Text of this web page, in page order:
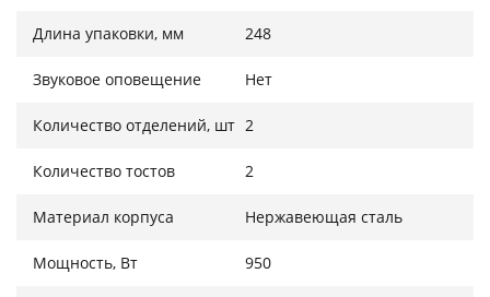
Длина упаковки, мм 248
Звуковое оповещение Нет
Количество отделений, шт 2
Количество тостов 2
Материал корпуса Нержавеющая сталь
Мощность, Вт 950